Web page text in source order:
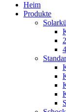
Heim
Produkte